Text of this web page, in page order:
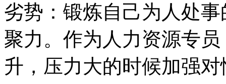
劣势：锻炼自己为人处
聚力。作为人力资源专
升，压力大的时候加强